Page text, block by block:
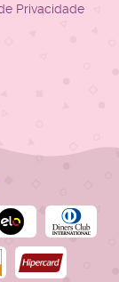
Privacidade